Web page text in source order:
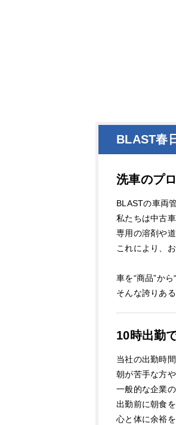
BLAST春
洗車のプ
BLASTの車両
私たちは中古
専用の溶剤や
これにより、
車を“商品”から
そんな誇りあ
10時出勤
当社の出勤時
朝が苦手な方
一般的な企業
出勤前に朝食
心と体に余裕